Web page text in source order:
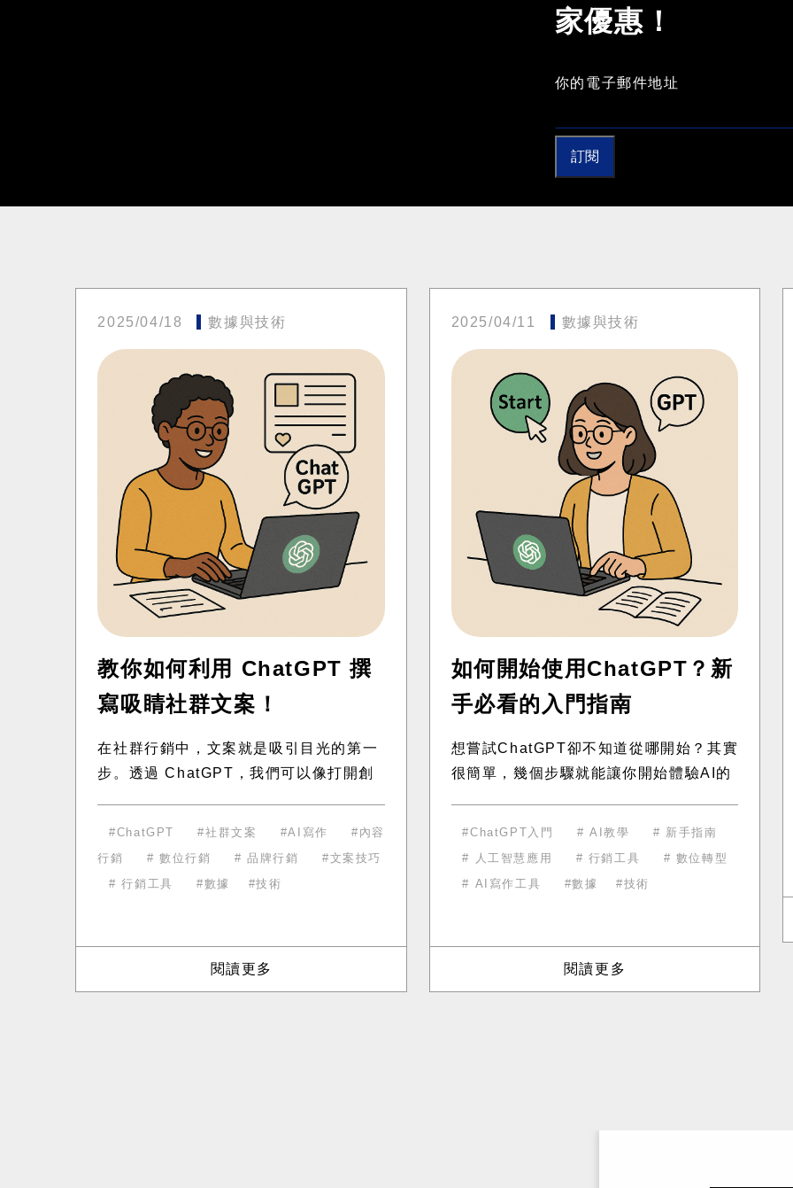
家優惠！
你的電子郵件地址
訂閱
2025/04/18 數據與技術
教你如何利用 ChatGPT 撰
寫吸睛社群文案！
在社群行銷中，文案就是吸引目光的第一
步。透過 ChatGPT，我們可以像打開創
ChatGPT 社群文案 AI寫作
內容
行銷
數位行銷 品牌行銷
文案技巧
行銷工具
數據 技術
閱讀更多
2025/04/11 數據與技術
如何開始使用ChatGPT？新
手必看的入門指南
想嘗試ChatGPT卻不知道從哪開始？其實
很簡單，幾個步驟就能讓你開始體驗AI的
ChatGPT入門 AI教學
新手指南
人工智慧應用
行銷工具
數位轉型
AI寫作工具
數據 技術
閱讀更多